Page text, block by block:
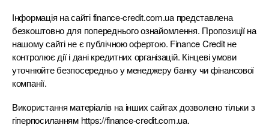
Інформація на сайті finance-credit.com.ua представлена
безкоштовно для попереднього ознайомлення. Пропозиції на
нашому сайті не є публічною офертою. Finance Credit не
контролює дії і дані кредитних організацій. Кінцеві умови
уточнюйте безпосередньо у менеджеру банку чи фінансової
компанії.
Використання матеріалів на інших сайтах дозволено тільки з
гіперпосиланням https://finance-credit.com.ua.